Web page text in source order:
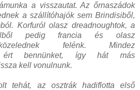
a visszautat. Az őrnaszádok
a szállítóhajók sem Brindisiből,
Korfuról olasz dreadnoughtok, a
pedig francia és olasz
felénk. Mindez
ért bennünket, így hát más
kell vonulnunk.
tehát, az osztrák hadiflotta első